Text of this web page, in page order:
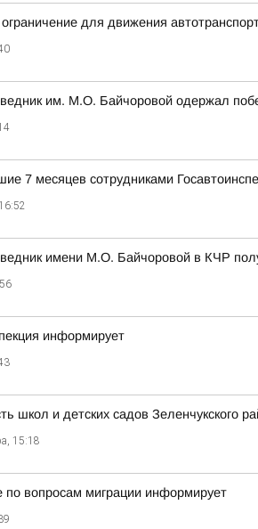
для движения
им. М.О. Байчоровой одержал
7 месяцев сотрудниками
имени М.О. Байчоровой в КЧР
информирует
школ и детских садов Зеленчукского
15:18
по вопросам миграции информирует